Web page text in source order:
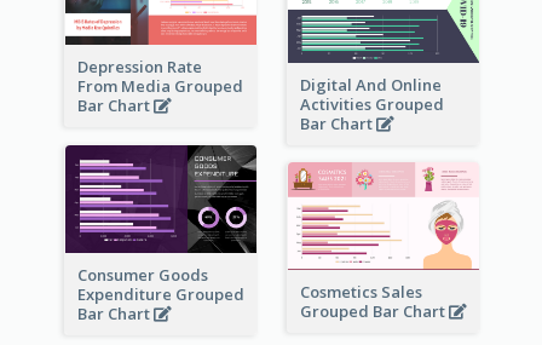
Depression Rate
From Media Grouped
Bar Chart
Digital And Online
Activities Grouped
Bar Chart
Consumer Goods
Expenditure Grouped
Bar Chart
Cosmetics Sales
Grouped Bar Chart